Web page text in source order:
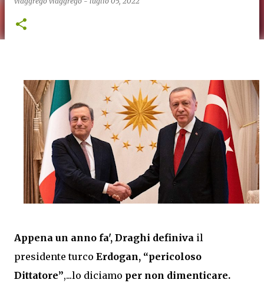
Appena un anno fa', Draghi definiva il
presidente turco Erdogan, “pericoloso
Dittatore”,...lo diciamo per non dimenticare.